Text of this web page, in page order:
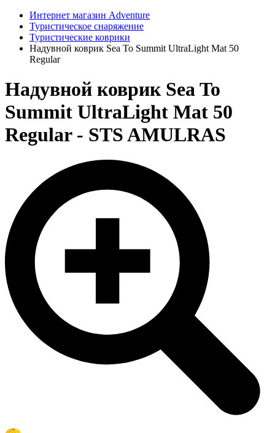
Интернет магазин Adventure
Туристическое снаряжение
Туристические коврики
Надувной коврик Sea To Summit UltraLight Mat 50
Regular
Надувной коврик Sea To
Summit UltraLight Mat 50
Regular - STS AMULRAS